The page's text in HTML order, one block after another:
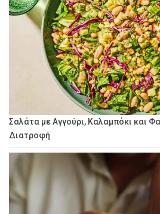
Σαλάτα με Αγγούρι, Καλαμπόκι και
Διατροφή